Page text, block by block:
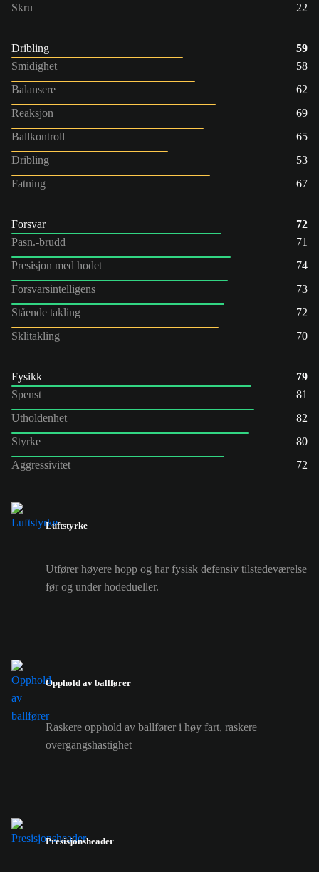
Skru
22
Dribling
59
Smidighet
58
Balansere
62
Reaksjon
69
Ballkontroll
65
Dribling
53
Fatning
67
Forsvar
72
Pasn.-brudd
71
Presisjon med hodet
74
Forsvarsintelligens
73
Stående takling
72
Sklitakling
70
Fysikk
79
Spenst
81
Utholdenhet
82
Styrke
80
Aggressivitet
72
Luftstyrke
Utfører høyere hopp og har fysisk defensiv tilstedeværelse
før og under hodedueller.
Opphold av ballfører
Raskere opphold av ballfører i høy fart, raskere
overgangshastighet
Presisjonsheader